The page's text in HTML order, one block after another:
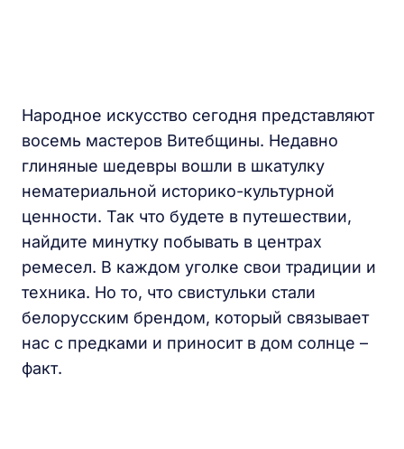
Народное искусство сегодня представляют
восемь мастеров Витебщины. Недавно
глиняные шедевры вошли в шкатулку
нематериальной историко-культурной
ценности. Так что будете в путешествии,
найдите минутку побывать в центрах
ремесел. В каждом уголке свои традиции и
техника. Но то, что свистульки стали
белорусским брендом, который связывает
нас с предками и приносит в дом солнце –
факт.